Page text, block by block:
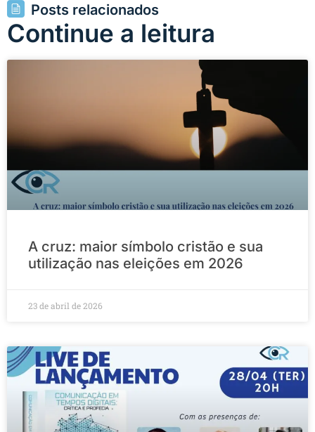
Posts relacionados
Continue a leitura
A cruz: maior símbolo cristão e sua
utilização nas eleições em 2026
23 de abril de 2026